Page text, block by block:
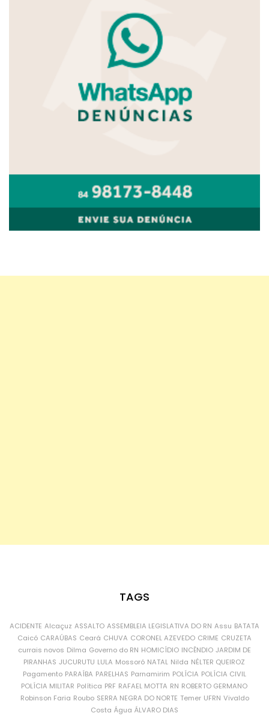
TAGS
ACIDENTE Alcaçuz ASSALTO ASSEMBLEIA LEGISLATIVA DO RN Assu BATATA
Caicó CARAÚBAS Ceará CHUVA CORONEL AZEVEDO CRIME CRUZETA
currais novos Dilma Governo do RN HOMICÍDIO INCÊNDIO JARDIM DE
PIRANHAS JUCURUTU LULA Mossoró NATAL Nilda NÉLTER QUEIROZ
Pagamento PARAÍBA PARELHAS Parnamirim POLÍCIA POLÍCIA CIVIL
POLÍCIA MILITAR Política PRF RAFAEL MOTTA RN ROBERTO GERMANO
Robinson Faria Roubo SERRA NEGRA DO NORTE Temer UFRN Vivaldo
Costa Água ÁLVARO DIAS